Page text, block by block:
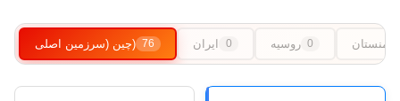
چین (سرزمین اصلی) 76 ایران 0 روسیه 0